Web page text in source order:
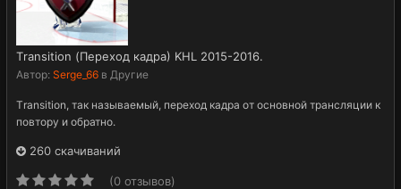
Тransition (Переход кадра) KHL 2015-2016.
Автор: Serge_66 в Другие
Тransition, так называемый, переход кадра от основной трансляции к
повтору и обратно.
260 скачиваний
(0 отзывов)